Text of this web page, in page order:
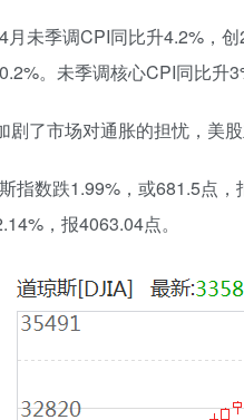
月未季调CPI同比升4.2%，
。未季调核心CPI同比升
了市场对通胀的担忧，美股
指数跌1.99%，或681.5点
，报4063.04点。